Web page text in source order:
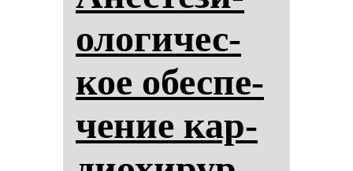
оло­ги­чес­
кое обес­пе­
че­ние кар­